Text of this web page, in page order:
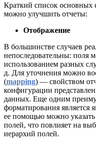
Краткий список
можно улучшить отчеты:
Отображение
В большинстве случаев
непоследовательны: поля
использованием разных
д. Для уточнения можно
(mapping) — свойством
конфигурации
данных. Еще одним
форматирования является
ее помощью можно
полей, что повлияет на
иерархий полей.